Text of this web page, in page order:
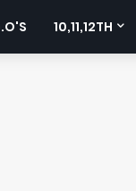
10,11,12TH